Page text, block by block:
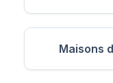
Maisons